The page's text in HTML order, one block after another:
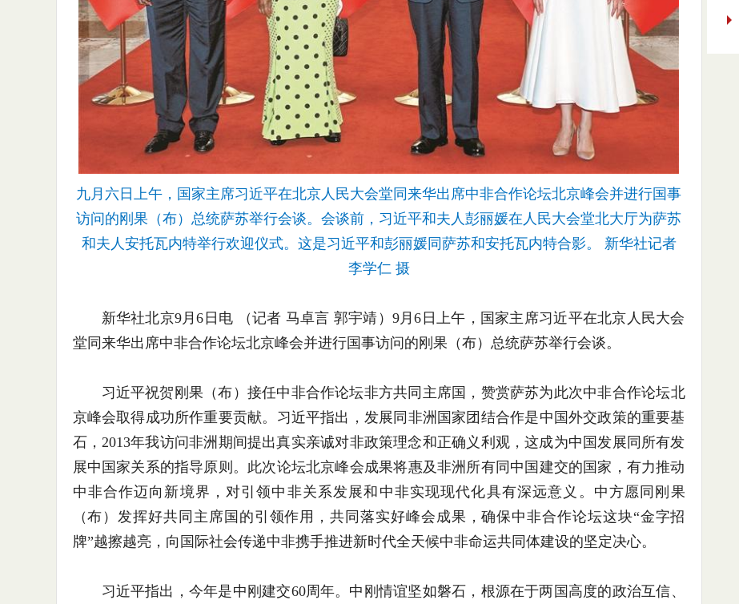
九月六日上午，国家主席习近平在北京人民大会堂同来华出席中非合作论坛北京峰会并进行国事
访问的刚果（布）总统萨苏举行会谈。会谈前，习近平和夫人彭丽媛在人民大会堂北大厅为萨苏
和夫人安托瓦内特举行欢迎仪式。这是习近平和彭丽媛同萨苏和安托瓦内特合影。 新华社记者
李学仁 摄
新华社北京9月6日电 （记者 马卓言 郭宇靖）9月6日上午，国家主席习近平在北京人民大会
堂同来华出席中非合作论坛北京峰会并进行国事访问的刚果（布）总统萨苏举行会谈。
习近平祝贺刚果（布）接任中非合作论坛非方共同主席国，赞赏萨苏为此次中非合作论坛北
京峰会取得成功所作重要贡献。习近平指出，发展同非洲国家团结合作是中国外交政策的重要基
石，2013年我访问非洲期间提出真实亲诚对非政策理念和正确义利观，这成为中国发展同所有发
展中国家关系的指导原则。此次论坛北京峰会成果将惠及非洲所有同中国建交的国家，有力推动
中非合作迈向新境界，对引领中非关系发展和中非实现现代化具有深远意义。中方愿同刚果
（布）发挥好共同主席国的引领作用，共同落实好峰会成果，确保中非合作论坛这块“金字招
牌”越擦越亮，向国际社会传递中非携手推进新时代全天候中非命运共同体建设的坚定决心。
习近平指出，今年是中刚建交60周年。中刚情谊坚如磐石，根源在于两国高度的政治互信、